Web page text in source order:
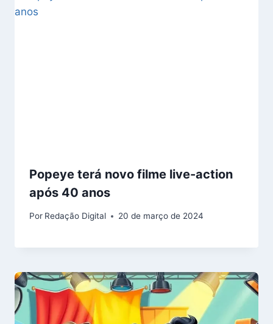
Popeye terá novo filme live-action
após 40 anos
Por Redação Digital 20 de março de 2024